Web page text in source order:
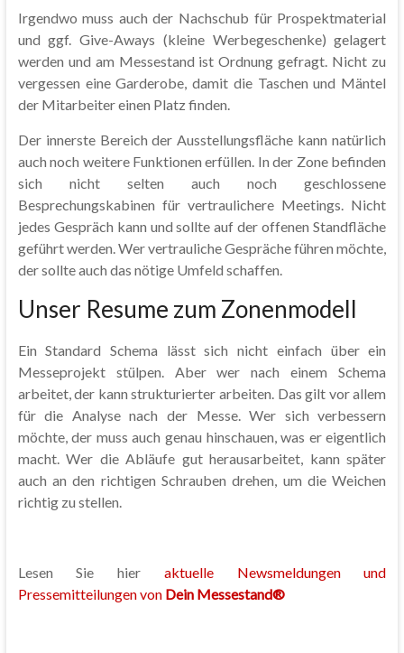
Irgendwo muss auch der Nachschub für Prospektmaterial
und ggf. Give-Aways (kleine Werbegeschenke) gelagert
werden und am Messestand ist Ordnung gefragt. Nicht zu
vergessen eine Garderobe, damit die Taschen und Mäntel
der Mitarbeiter einen Platz finden.
Der innerste Bereich der Ausstellungsfläche kann natürlich
auch noch weitere Funktionen erfüllen. In der Zone befinden
sich nicht selten auch noch geschlossene
Besprechungskabinen für vertraulichere Meetings. Nicht
jedes Gespräch kann und sollte auf der offenen Standfläche
geführt werden. Wer vertrauliche Gespräche führen möchte,
der sollte auch das nötige Umfeld schaffen.
Unser Resume zum Zonenmodell
Ein Standard Schema lässt sich nicht einfach über ein
Messeprojekt stülpen. Aber wer nach einem Schema
arbeitet, der kann strukturierter arbeiten. Das gilt vor allem
für die Analyse nach der Messe. Wer sich verbessern
möchte, der muss auch genau hinschauen, was er eigentlich
macht. Wer die Abläufe gut herausarbeitet, kann später
auch an den richtigen Schrauben drehen, um die Weichen
richtig zu stellen.
Lesen Sie hier aktuelle Newsmeldungen und
Pressemitteilungen von Dein Messestand®